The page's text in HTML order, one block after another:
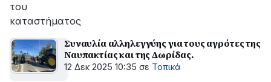
του
καταστήματος
Συναυλία αλληλεγγύης για τους αγρότες της
Ναυπακτίας και της Δωρίδας.
12 Δεκ 2025 10:35 σε Τοπικά